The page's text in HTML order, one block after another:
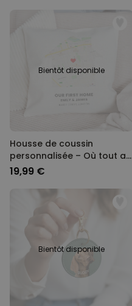
Bientôt disponible
Housse de coussin
personnalisée – Où tout a
commencé
19,99 €
Bientôt disponible